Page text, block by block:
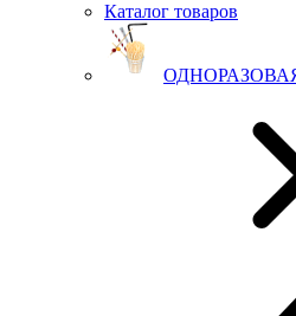
Каталог товаров